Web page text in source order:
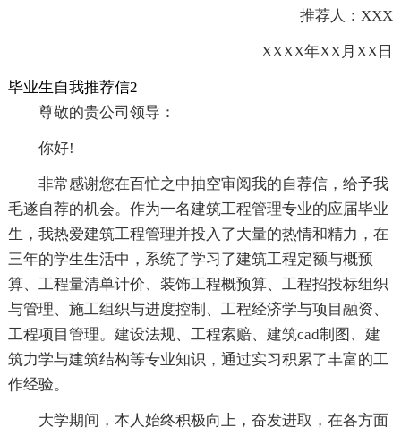
推荐人：XXX
XXXX年XX月XX日
毕业生自我推荐信2
尊敬的贵公司领导：
你好!
非常感谢您在百忙之中抽空审阅我的自荐信，给予我
毛遂自荐的机会。作为一名建筑工程管理专业的应届毕业
生，我热爱建筑工程管理并投入了大量的热情和精力，在
三年的学生生活中，系统了学习了建筑工程定额与概预
算、工程量清单计价、装饰工程概预算、工程招投标组织
与管理、施工组织与进度控制、工程经济学与项目融资、
工程项目管理。建设法规、工程索赔、建筑cad制图、建
筑力学与建筑结构等专业知识，通过实习积累了丰富的工
作经验。
大学期间，本人始终积极向上，奋发进取，在各方面